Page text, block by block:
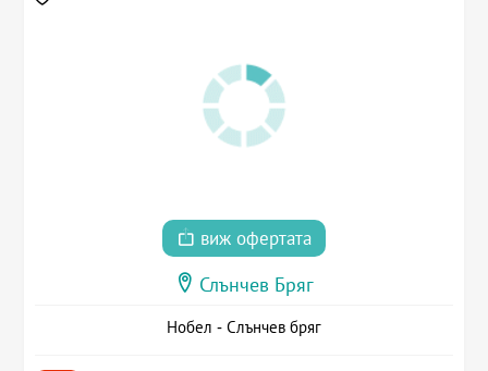
виж офертата
Слънчев Бряг
Нобел - Слънчев бряг